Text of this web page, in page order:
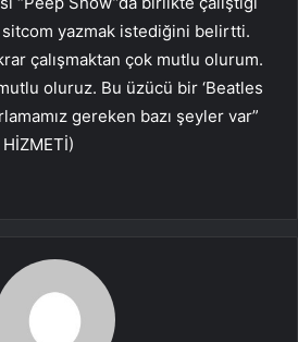
yazmak istediğini belirtti.
çalışmaktan çok mutlu olurum.
oluruz. Bu üzücü bir ‘Beatles
gereken bazı şeyler var”